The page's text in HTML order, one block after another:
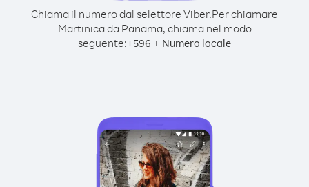
Chiama il numero dal selettore Viber.Per chiamare
Martinica da Panama, chiama nel modo
seguente:+596 + Numero locale